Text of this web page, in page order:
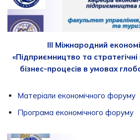
ІII Міжнародний
«Підприємництво та
бізнес-процесів в умовах
Матеріали економічного форуму
Програма економічного форуму